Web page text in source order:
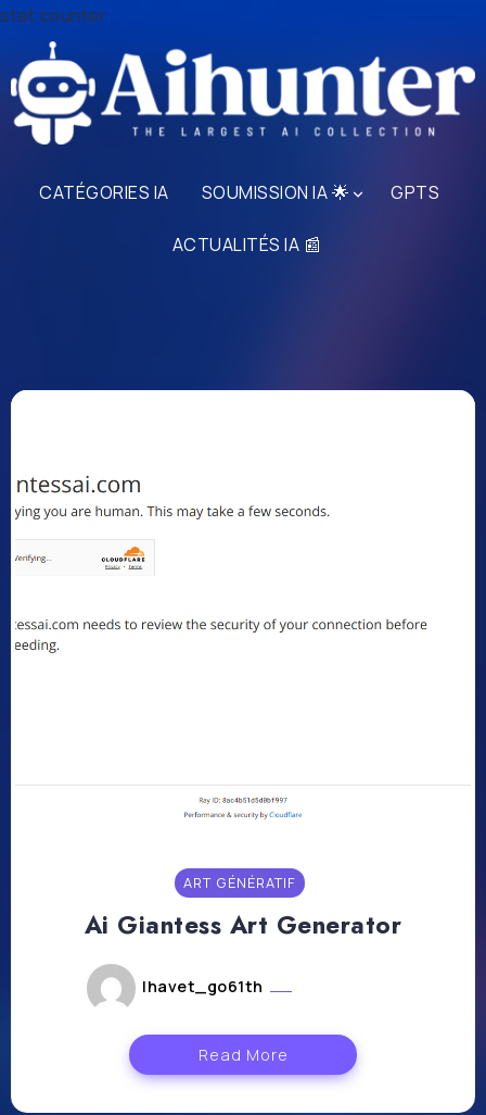
stat counter
CATÉGORIES IA SOUMISSION IA 🌟 GPTS
ACTUALITÉS IA 📰
ART GÉNÉRATIF
Ai Giantess Art Generator
lhavet_go61th
Read More